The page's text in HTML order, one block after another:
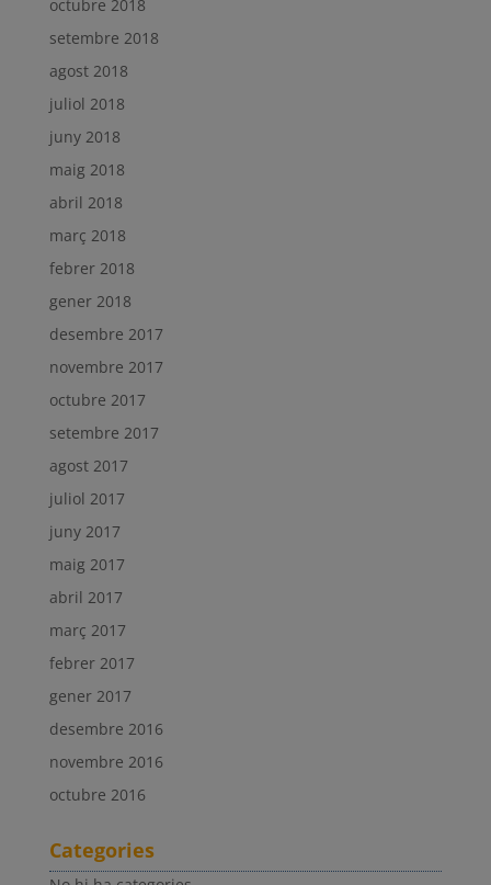
octubre 2018
setembre 2018
agost 2018
juliol 2018
juny 2018
maig 2018
abril 2018
març 2018
febrer 2018
gener 2018
desembre 2017
novembre 2017
octubre 2017
setembre 2017
agost 2017
juliol 2017
juny 2017
maig 2017
abril 2017
març 2017
febrer 2017
gener 2017
desembre 2016
novembre 2016
octubre 2016
Categories